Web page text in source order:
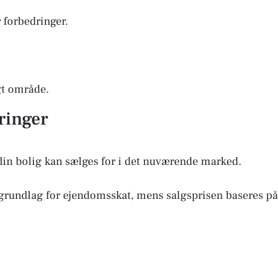
forbedringer.
område.
bolig kan sælges for i det nuværende marked.
for ejendomsskat, mens salgsprisen baseres